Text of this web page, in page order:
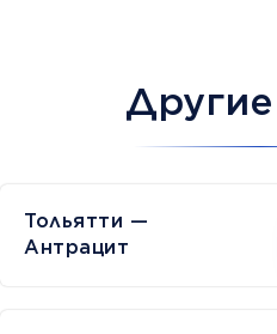
Тольятти —
Антрацит